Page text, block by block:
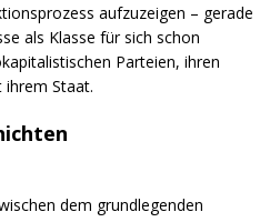
aufzuzeigen – gerade
als Klasse für sich schon
Parteien, ihren
Staat.
dem grundlegenden